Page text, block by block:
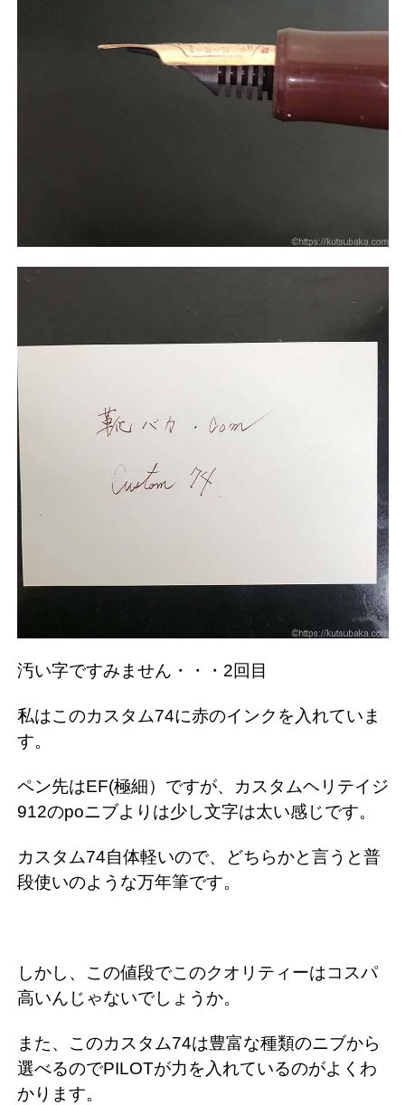
汚い字ですみません・・・2回目
私はこのカスタム74に赤のインクを入れていま
す。
ペン先はEF(極細）ですが、カスタムヘリテイジ
912のpoニブよりは少し文字は太い感じです。
カスタム74自体軽いので、どちらかと言うと普
段使いのような万年筆です。
しかし、この値段でこのクオリティーはコスパ
高いんじゃないでしょうか。
また、このカスタム74は豊富な種類のニブから
選べるのでPILOTが力を入れているのがよくわ
かります。